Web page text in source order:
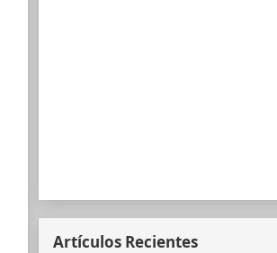
Artículos Recientes